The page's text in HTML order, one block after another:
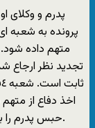
پدرم و وکلای
پرونده به شعبه
متهم داده شود.
تجديد نظر ارجاع
اخذ دفاع از
حبس پدرم را به ١٣ سال با ٢٠ سال محروميت از وکالت تقليل داد.